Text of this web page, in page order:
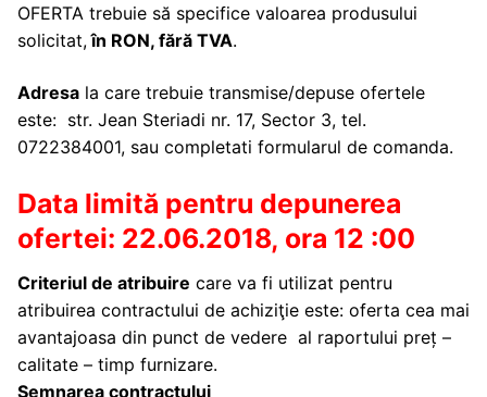
OFERTA trebuie să specifice valoarea produsului
solicitat,în RON, fără TVA.
Adresa la care trebuie transmise/depuse ofertele
este: str. Jean Steriadi nr. 17, Sector 3, tel.
0722384001, sau completati formularul de comanda.
Data limită pentru depunerea
ofertei: 22.06.2018, ora 12 :00
Criteriul de atribuire care va fi utilizat pentru
atribuirea contractului de achiziţie este: oferta cea mai
avantajoasa din punct de vedere al raportului preț –
calitate – timp furnizare.
Semnarea contractului